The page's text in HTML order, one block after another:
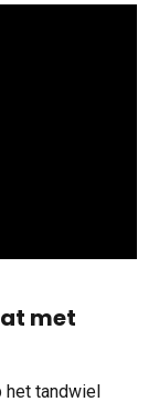
met
het tandwiel